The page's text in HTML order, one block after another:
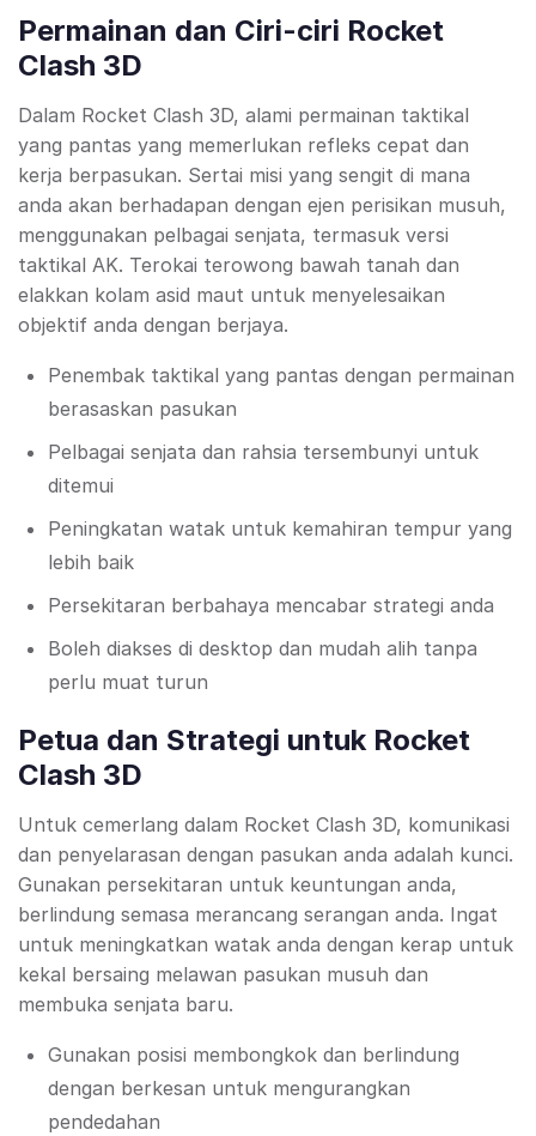
Permainan dan Ciri-ciri Rocket
Clash 3D
Dalam Rocket Clash 3D, alami permainan taktikal
yang pantas yang memerlukan refleks cepat dan
kerja berpasukan. Sertai misi yang sengit di mana
anda akan berhadapan dengan ejen perisikan musuh,
menggunakan pelbagai senjata, termasuk versi
taktikal AK. Terokai terowong bawah tanah dan
elakkan kolam asid maut untuk menyelesaikan
objektif anda dengan berjaya.
Penembak taktikal yang pantas dengan permainan
berasaskan pasukan
Pelbagai senjata dan rahsia tersembunyi untuk
ditemui
Peningkatan watak untuk kemahiran tempur yang
lebih baik
Persekitaran berbahaya mencabar strategi anda
Boleh diakses di desktop dan mudah alih tanpa
perlu muat turun
Petua dan Strategi untuk Rocket
Clash 3D
Untuk cemerlang dalam Rocket Clash 3D, komunikasi
dan penyelarasan dengan pasukan anda adalah kunci.
Gunakan persekitaran untuk keuntungan anda,
berlindung semasa merancang serangan anda. Ingat
untuk meningkatkan watak anda dengan kerap untuk
kekal bersaing melawan pasukan musuh dan
membuka senjata baru.
Gunakan posisi membongkok dan berlindung
dengan berkesan untuk mengurangkan
pendedahan